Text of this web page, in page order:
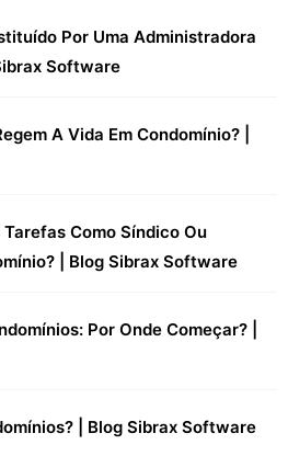
Por Uma Administradora
Software
A Vida Em Condomínio? |
Como Síndico Ou
| Blog Sibrax Software
Por Onde Começar? |
| Blog Sibrax Software